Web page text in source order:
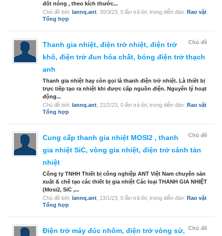
đốt nóng , theo kích thước...
Chủ đề bởi: lannq.ant 30/3/23 , 0 lần trả lời, trong diễn đàn: Rao vặt
Tổng hợp
Chủ đề
Thanh gia nhiệt, điện trở nhiệt, điện trở
khô, điện trở đun hóa chất, bóng điện trở thạch
anh
Thanh gia nhiệt hay còn gọi là thanh điện trở nhiệt. Là thiết bị
trực tiếp tạo ra nhiệt khi được cấp nguồn điện. Nguyên lý hoạt
động...
Chủ đề bởi: lannq.ant 21/2/23 , 0 lần trả lời, trong diễn đàn: Rao vặt
Tổng hợp
Chủ đề
Cung cấp thanh gia nhiệt MOSI2 , thanh
gia nhiệt SiC, vòng gia nhiệt, điện trở cánh tản
nhiệt
Công ty TNHH Thiết bị công nghiệp ANT Việt Nam chuyên sản
xuất & chế tạo các thiết bị gia nhiệt Các loại THANH GIA NHIỆT
(Mosi2, SiC ,...
Chủ đề bởi: lannq.ant 13/1/23 , 0 lần trả lời, trong diễn đàn: Rao vặt
Tổng hợp
Chủ đề
Điện trở máy đúc nhôm, điện trở vòng sứ,